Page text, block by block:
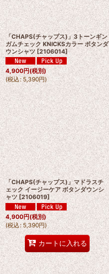
「CHAPS(チャップス)」3トーンギン
ガムチェック KNICKSカラー ボタンダ
ウンシャツ [2106014]
4,900円(税別)
(税込: 5,390円)
「CHAPS(チャップス)」マドラスチ
ェック イージーケア ボタンダウンシ
ャツ [2106019]
4,900円(税別)
(税込: 5,390円)
カートに入れる